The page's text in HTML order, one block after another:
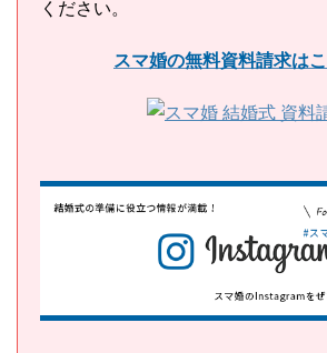
ください。
スマ婚の無料資料請求は